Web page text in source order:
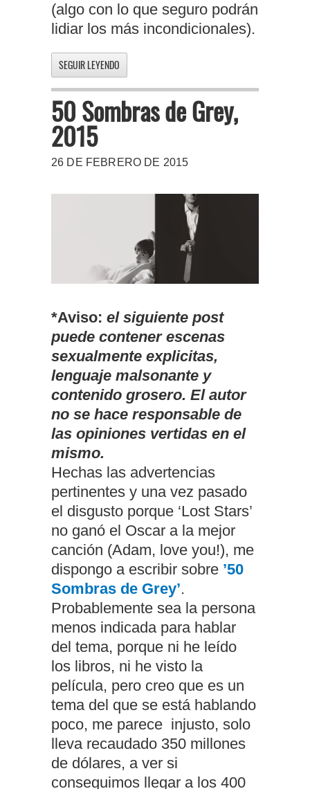
(algo con lo que seguro podrán
lidiar los más incondicionales).
SEGUIR LEYENDO
50 Sombras de Grey,
2015
26 DE FEBRERO DE 2015
*Aviso: el siguiente post
puede contener escenas
sexualmente explicitas,
lenguaje malsonante y
contenido grosero. El autor
no se hace responsable de
las opiniones vertidas en el
mismo.
Hechas las advertencias
pertinentes y una vez pasado
el disgusto porque ‘Lost Stars’
no ganó el Oscar a la mejor
canción (Adam, love you!), me
dispongo a escribir sobre ’50
Sombras de Grey’.
Probablemente sea la persona
menos indicada para hablar
del tema, porque ni he leído
los libros, ni he visto la
película, pero creo que es un
tema del que se está hablando
poco, me parece injusto, solo
lleva recaudado 350 millones
de dólares, a ver si
conseguimos llegar a los 400